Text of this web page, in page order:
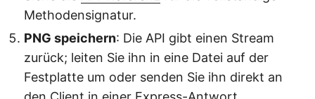
Methodensignatur.
PNG speichern: Die API gibt einen Stream
zurück; leiten Sie ihn in eine Datei auf der
Festplatte um oder senden Sie ihn direkt an